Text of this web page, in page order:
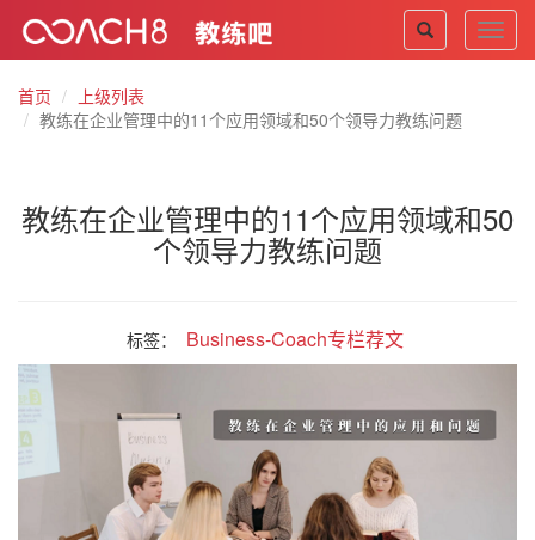
首页
上级列表
教练在企业管理中的11个应用领域和50个领导力教练问题
教练在企业管理中的11个应用领域和50
个领导力教练问题
标签： Business-Coach专栏荐文